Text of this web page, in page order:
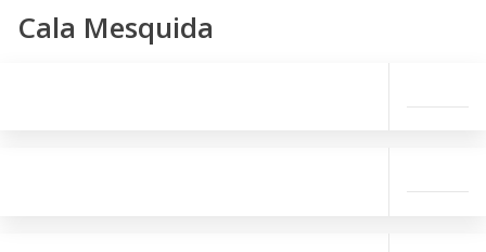
Cala Mesquida